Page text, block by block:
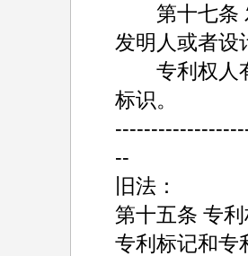
第十七条
发明人或者设
专利权人有
标识。
--
旧法：
第十五条 专
专利标记和专